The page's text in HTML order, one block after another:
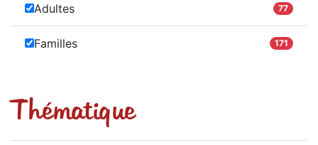
Adultes 77
Familles 171
Thématique